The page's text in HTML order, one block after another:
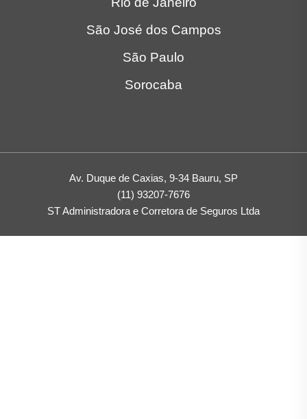
São José dos Campos
São Paulo
Sorocaba
Av. Duque de Caxias, 9-34 Bauru, SP
(11) 93207-7676
ST Administradora e Corretora de Seguros Ltda